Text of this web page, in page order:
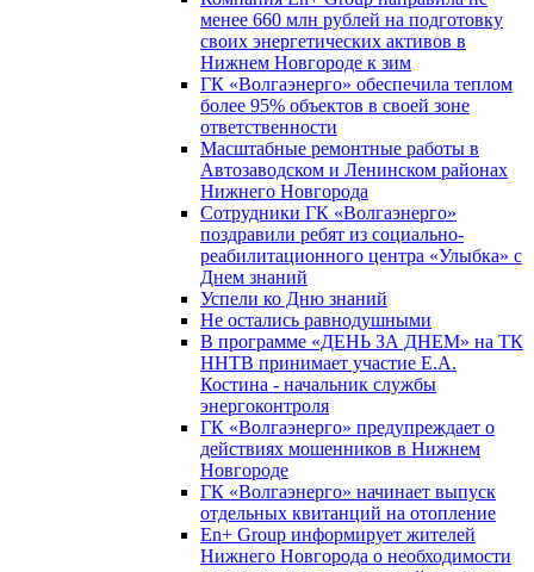
менее 660 млн рублей на подготовку
своих энергетических активов в
Нижнем Новгороде к зим
ГК «Волгаэнерго» обеспечила теплом
более 95% объектов в своей зоне
ответственности
Масштабные ремонтные работы в
Автозаводском и Ленинском районах
Нижнего Новгорода
Сотрудники ГК «Волгаэнерго»
поздравили ребят из социально-
реабилитационного центра «Улыбка» с
Днем знаний
Успели ко Дню знаний
Не остались равнодушными
В программе «ДЕНЬ ЗА ДНЕМ» на ТК
ННТВ принимает участие Е.А.
Костина - начальник службы
энергоконтроля
ГК «Волгаэнерго» предупреждает о
действиях мошенников в Нижнем
Новгороде
ГК «Волгаэнерго» начинает выпуск
отдельных квитанций на отопление
En+ Group информирует жителей
Нижнего Новгорода о необходимости